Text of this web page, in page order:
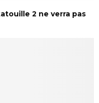
2 ne verra pas